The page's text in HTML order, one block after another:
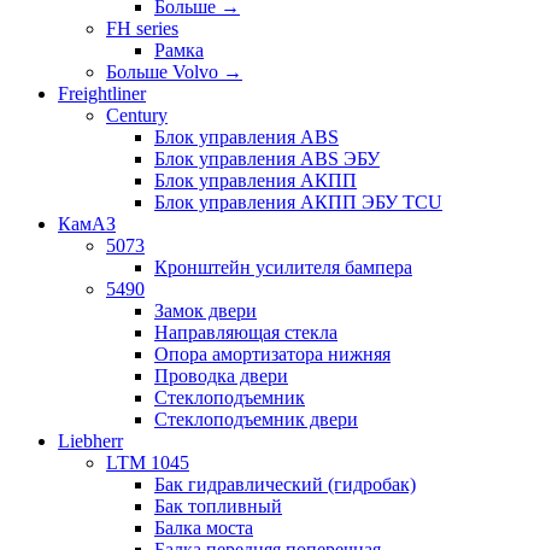
Больше →
FH series
Рамка
Больше Volvo →
Freightliner
Century
Блок управления ABS
Блок управления ABS ЭБУ
Блок управления АКПП
Блок управления АКПП ЭБУ TCU
КамАЗ
5073
Кронштейн усилителя бампера
5490
Замок двери
Направляющая стекла
Опора амортизатора нижняя
Проводка двери
Стеклоподъемник
Стеклоподъемник двери
Liebherr
LTM 1045
Бак гидравлический (гидробак)
Бак топливный
Балка моста